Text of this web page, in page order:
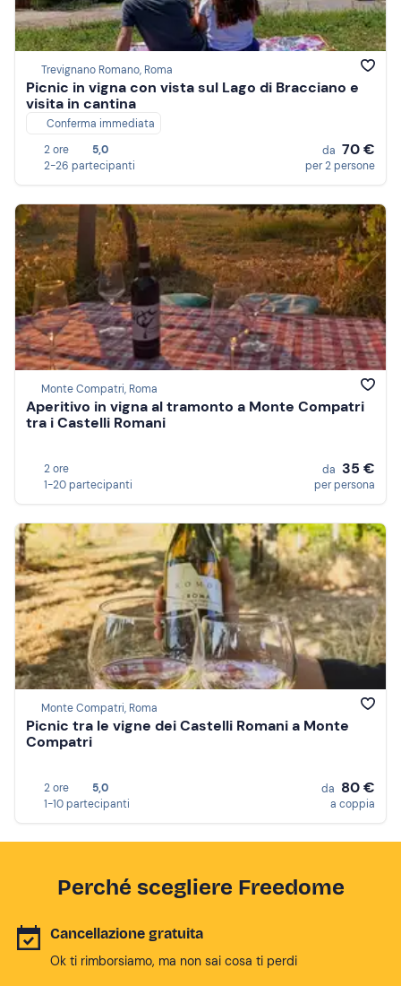
Trevignano Romano, Roma
Picnic in vigna con vista sul Lago di Bracciano e
visita in cantina
Conferma immediata
2 ore
5,0
2-26 partecipanti
da 70 €
per 2 persone
Monte Compatri, Roma
Aperitivo in vigna al tramonto a Monte Compatri
tra i Castelli Romani
2 ore
1-20 partecipanti
da 35 €
per persona
Monte Compatri, Roma
Picnic tra le vigne dei Castelli Romani a Monte
Compatri
2 ore
5,0
1-10 partecipanti
da 80 €
a coppia
Perché scegliere Freedome
Cancellazione gratuita
Ok ti rimborsiamo, ma non sai cosa ti perdi